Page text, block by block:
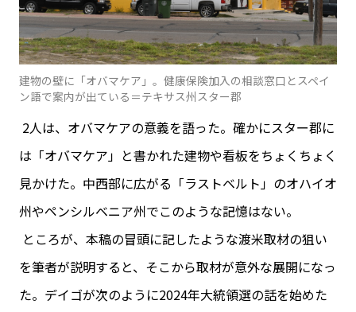
建物の壁に「オバマケア」。健康保険加入の相談窓口とスペイ
ン語で案内が出ている＝テキサス州スター郡
2人は、オバマケアの意義を語った。確かにスター郡に
は「オバマケア」と書かれた建物や看板をちょくちょく
見かけた。中西部に広がる「ラストベルト」のオハイオ
州やペンシルベニア州でこのような記憶はない。
ところが、本稿の冒頭に記したような渡米取材の狙い
を筆者が説明すると、そこから取材が意外な展開になっ
た。デイゴが次のように2024年大統領選の話を始めた